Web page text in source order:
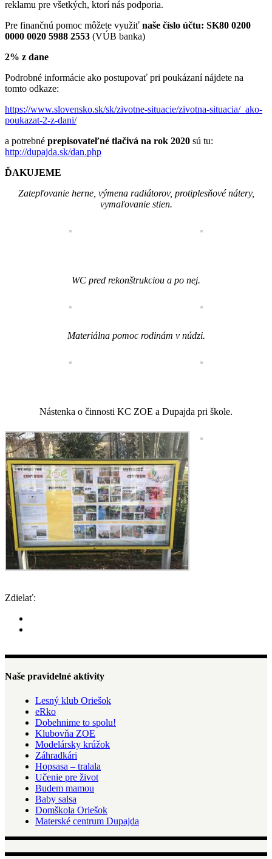
reklamu pre všetkých, ktorí nás podporia.
Pre finančnú pomoc môžete využiť naše číslo účtu: SK80 0200
0000 0020 5988 2553 (VÚB banka)
2% z dane
Podrobné informácie ako postupovať pri poukázaní nájdete na
tomto odkaze:
https://www.slovensko.sk/sk/zivotne-situacie/zivotna-situacia/_ako-
poukazat-2-z-dani/
a potrebné prepisovateľné tlačivá na rok 2020 sú tu:
http://dupajda.sk/dan.php
ĎAKUJEME
Zatepľovanie herne, výmena radiátorov, protiplesňové nátery,
vymaľovanie stien.
WC pred rekonštrukciou a po nej.
Materiálna pomoc rodinám v núdzi.
Nástenka o činnosti KC ZOE a Dupajda pri škole.
Zdielať:
Naše pravidelné aktivity
Lesný klub Oriešok
eRko
Dobehnime to spolu!
Klubovňa ZOE
Modelársky krúžok
Záhradkári
Hopsasa – tralala
Učenie pre život
Budem mamou
Baby salsa
Domškola Oriešok
Materské centrum Dupajda